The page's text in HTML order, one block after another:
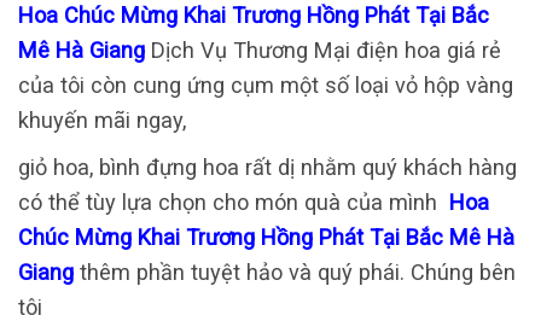
Hoa Chúc Mừng Khai Trương Hồng Phát Tại Bắc
Mê Hà Giang Dịch Vụ Thương Mại điện hoa giá rẻ
của tôi còn cung ứng cụm một số loại vỏ hộp vàng
khuyến mãi ngay,
giỏ hoa, bình đựng hoa rất dị nhằm quý khách hàng
có thể tùy lựa chọn cho món quà của mình Hoa
Chúc Mừng Khai Trương Hồng Phát Tại Bắc Mê Hà
Giang thêm phần tuyệt hảo và quý phái. Chúng bên
tôi